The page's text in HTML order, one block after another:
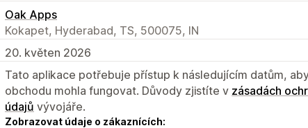
Oak Apps
Kokapet, Hyderabad, TS, 500075, IN
20. květen 2026
Tato aplikace potřebuje přístup k následujícím datům,
obchodu mohla fungovat. Důvody zjistíte v zásadách
údajů vývojáře.
Zobrazovat údaje o zákaznících: